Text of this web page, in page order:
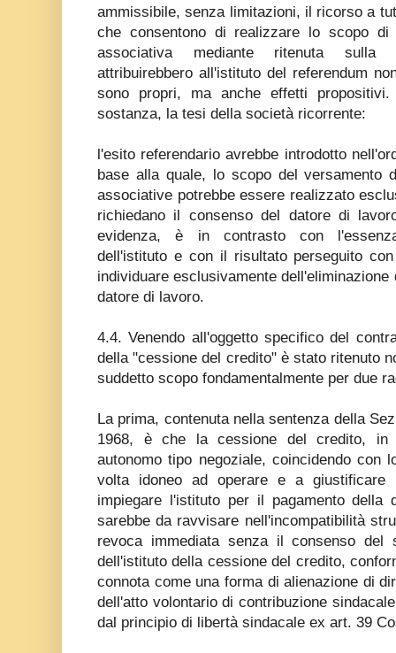
ammissibile, senza limitazioni, il ricorso a
che consentono di realizzare lo scopo
associativa mediante ritenuta sulla
attribuirebbero all'istituto del referendum
sono propri, ma anche effetti
sostanza, la tesi della società ricorrente:
l'esito referendario avrebbe introdotto
base alla quale, lo scopo del versamento
associative potrebbe essere realizzato
richiedano il consenso del datore di
evidenza, è in contrasto con
dell'istituto e con il risultato perseguito
individuare esclusivamente
datore di lavoro.
4.4. Venendo all'oggetto specifico del
della "cessione del credito" è stato ritenuto
suddetto scopo fondamentalmente per due
La prima, contenuta nella sentenza della
1968, è che la cessione del credito, in
autonomo tipo negoziale, coincidendo con
volta idoneo ad operare e a giustificare
impiegare l'istituto per il pagamento della
sarebbe da ravvisare nell'incompatibilità
revoca immediata senza il consenso del
dell'istituto della cessione del credito,
connota come una forma di alienazione di
dell'atto volontario di contribuzione
dal principio di libertà sindacale ex art. 39